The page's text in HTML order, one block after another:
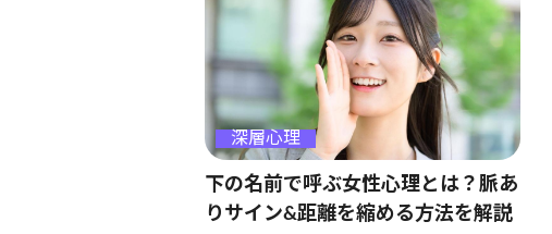
深層心理
下の名前で呼ぶ女性心理とは？脈あ
りサイン&距離を縮める方法を解説